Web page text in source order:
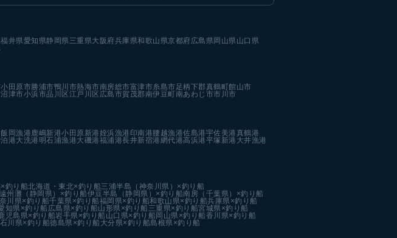
福井県愛知県静岡県三重県大阪府兵庫県和歌山県京都府広島県岡山県山口県
小田原市勝浦市鴨川市熱海市南房総市富津市糸島市足柄下郡真鶴町館山市
沼津市小浜市品川区 江戸川区 広島市賀茂郡南伊豆町南あわじ市市川市
飯岡漁港鹿嶋新港小田原新港姪浜漁港 印南港 腰越漁港佐島港宇佐美港真鶴港
港大洗港 明石浦漁港大磯港福浦港長井新宿港網代港高浜港平塚新港 大井漁港
釣り船北海道・東北×釣り船三浦半島（神奈川県）×釣り船
州灘（静岡県）×釣り船伊豆半島（静岡県）×釣り船南房（千葉県）×釣り船
川県×釣り船千葉県×釣り船福岡県×釣り船和歌山県×釣り船兵庫県×釣り船
知県×釣り船 広島県×釣り船山形県×釣り船 三重県×釣り船宮城県×釣り船
児島県×釣り船岩手県×釣り船 山口県×釣り船 岡山県×釣り船香川県×釣り船
石川県×釣り船徳島県×釣り船 大分県×釣り船島根県×釣り船